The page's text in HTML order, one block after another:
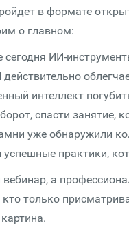
в формате
о главном:
сегодня ИИ-
интеллект
спасти занятие,
уже обнаружили
успешные практики,
вебинар, а
кто только